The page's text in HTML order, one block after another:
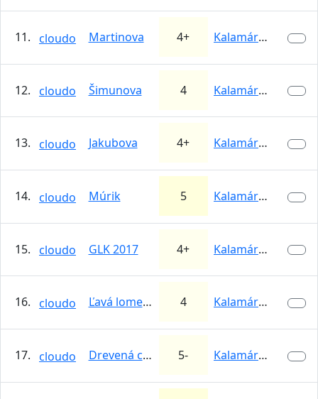
11. cloudo Martinova 4+ Kalamárka
12. cloudo Šimunova 4 Kalamárka
13. cloudo Jakubova 4+ Kalamárka
14. cloudo Múrik 5 Kalamárka
15. cloudo GLK 2017 4+ Kalamárka
16. cloudo Ľavá lomená škára 4 Kalamárka
17. cloudo Drevená cesta 5- Kalamárka